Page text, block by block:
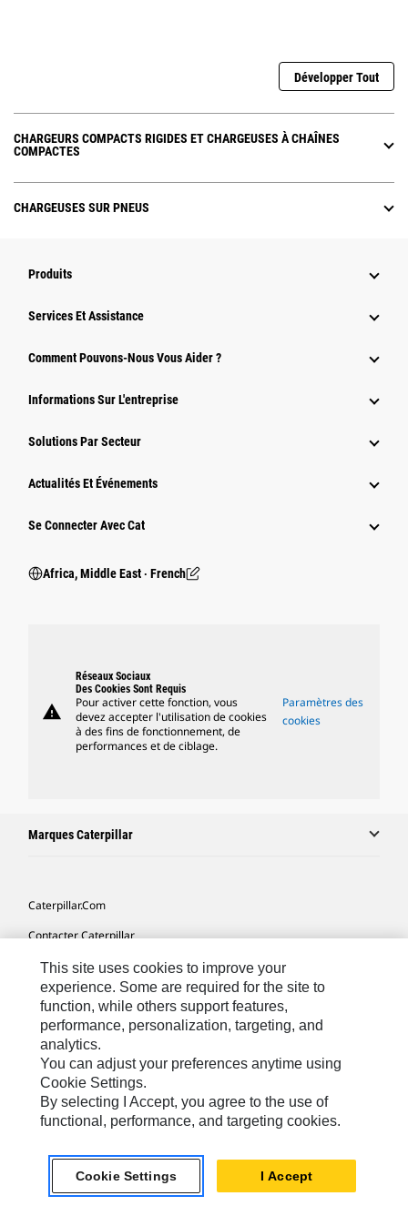
Développer Tout
CHARGEURS COMPACTS RIGIDES ET CHARGEUSES À CHAÎNES
COMPACTES
CHARGEUSES SUR PNEUS
Produits
Services Et Assistance
Comment Pouvons-Nous Vous Aider ?
Informations Sur L'entreprise
Solutions Par Secteur
Actualités Et Événements
Se Connecter Avec Cat
Africa, Middle East ‧ French
warning
Réseaux Sociaux
Des Cookies Sont Requis
Pour activer cette fonction, vous
devez accepter l'utilisation de cookies
à des fins de fonctionnement, de
performances et de ciblage.
Paramètres des
cookies
Marques Caterpillar
Caterpillar.com
Contacter Caterpillar
Mes Préférences Marketing
Plan Du Site
Cookie Settings
Mentions Légales
Confidentialité
Africa, Middle East-French© 2026 Caterpillar. Tous droits réservés
This site uses cookies to improve your
experience. Some are required for the site to
function, while others support features,
performance, personalization, targeting, and
analytics.
You can adjust your preferences anytime using
Cookie Settings.
By selecting I Accept, you agree to the use of
functional, performance, and targeting cookies.
Cookie Settings I Accept